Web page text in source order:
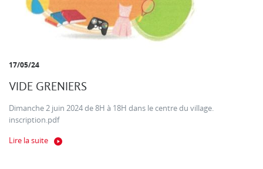
17/05/24
VIDE GRENIERS
Dimanche 2 juin 2024 de 8H à 18H dans le centre du village.
inscription.pdf
Lire la suite